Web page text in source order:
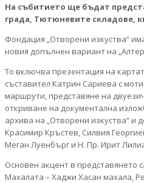
На събитието ще бъдат
града, Тютюневите складове,
Фондация „Отворени изкуства“
новия допълнен вариант на
То включва презентация на
съставител Катрин Сариева с
маршрути, представяне на
откриване на документална
архива на „Отворени изкуства“ и
Красимир Кръстев, Силвия
Меган Луенбърг и Н. Пр. Ирит
Основен акцент в представянето
Махалата – Хаджи Хасан махала,